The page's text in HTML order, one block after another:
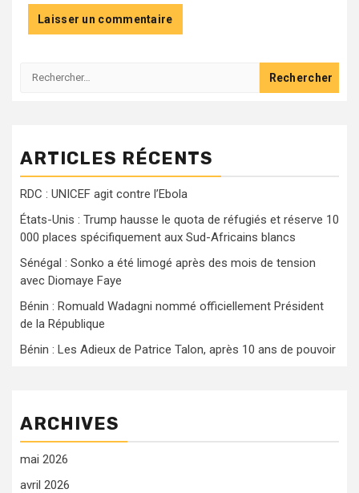
Rechercher :
ARTICLES RÉCENTS
RDC : UNICEF agit contre l’Ebola
États-Unis : Trump hausse le quota de réfugiés et réserve 10
000 places spécifiquement aux Sud-Africains blancs
Sénégal : Sonko a été limogé après des mois de tension
avec Diomaye Faye
Bénin : Romuald Wadagni nommé officiellement Président
de la République
Bénin : Les Adieux de Patrice Talon, après 10 ans de pouvoir
ARCHIVES
mai 2026
avril 2026